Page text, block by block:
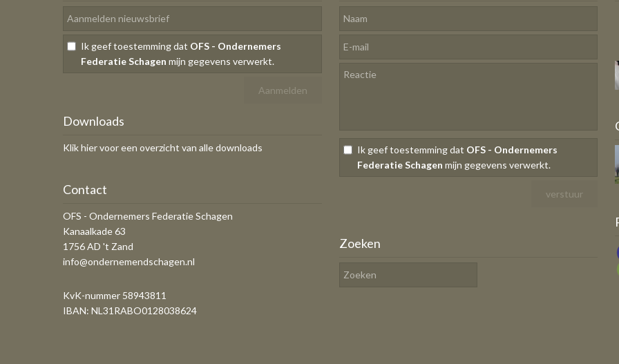
Ik geef toestemming dat OFS - Ondernemers
Federatie Schagen mijn gegevens verwerkt.
Downloads
Klik hier voor een overzicht van alle downloads
Contact
OFS - Ondernemers Federatie Schagen
Kanaalkade 63
1756 AD 't Zand
info@ondernemendschagen.nl
KvK-nummer 58943811
IBAN: NL31RABO0128038624
Ik geef toestemming dat OFS - Ondernemers
Federatie Schagen mijn gegevens verwerkt.
Zoeken